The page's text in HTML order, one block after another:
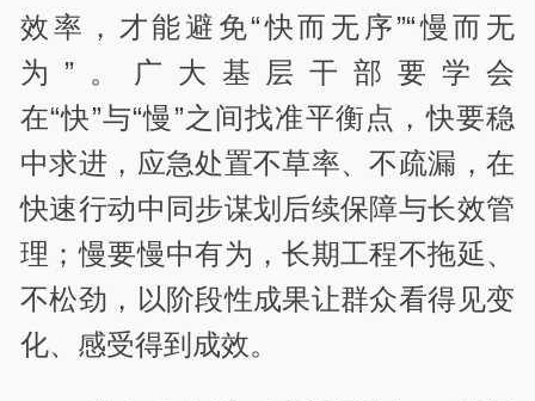
效率，才能避免“快而无序”“慢而无
为”。广大基层干部要学会
在“快”与“慢”之间找准平衡点，快要稳
中求进，应急处置不草率、不疏漏，在
快速行动中同步谋划后续保障与长效管
理；慢要慢中有为，长期工程不拖延、
不松劲，以阶段性成果让群众看得见变
化、感受得到成效。